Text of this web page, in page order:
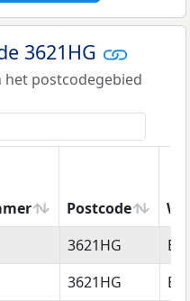
3621HG
het postcodegebied
Postcode
Postcode
3621HG
3621HG